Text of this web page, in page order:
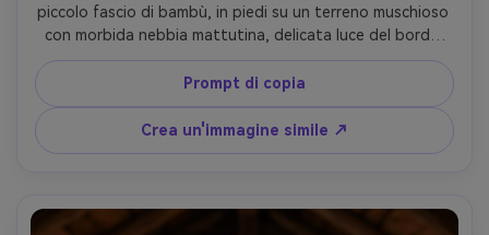
piccolo fascio di bambù, in piedi su un terreno muschioso
con morbida nebbia mattutina, delicata luce del bordo
attraverso gli alberi, scattato su Nikon Z8 con 70-200mm
a 135mm f/2.8, ritratto a metà corpo, pelliccia naturale
simile alla pelle dettaglio, realistico naso bagnato
lucentezza, sereno umore sano, realismo in stile
documentario- -ar 4:5
Prompt di copia
Crea un'immagine simile ↗